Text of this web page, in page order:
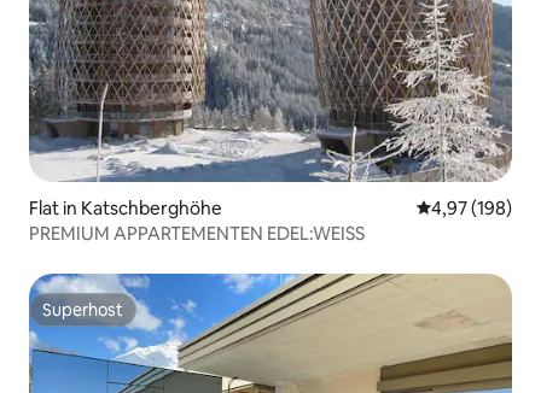
Flat in Katschberghöhe Gemiddelde
4,97 (198)
PREMIUM APPARTEMENTEN EDEL:WEISS
Superhost
Superhost